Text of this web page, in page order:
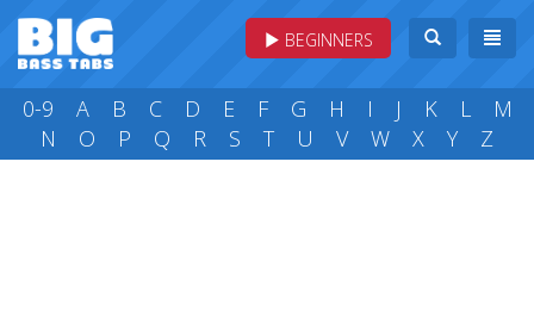
BEGINNERS
0-9 A B C D E F G H I J K L
M
N
O P Q R S T U V W X Y Z